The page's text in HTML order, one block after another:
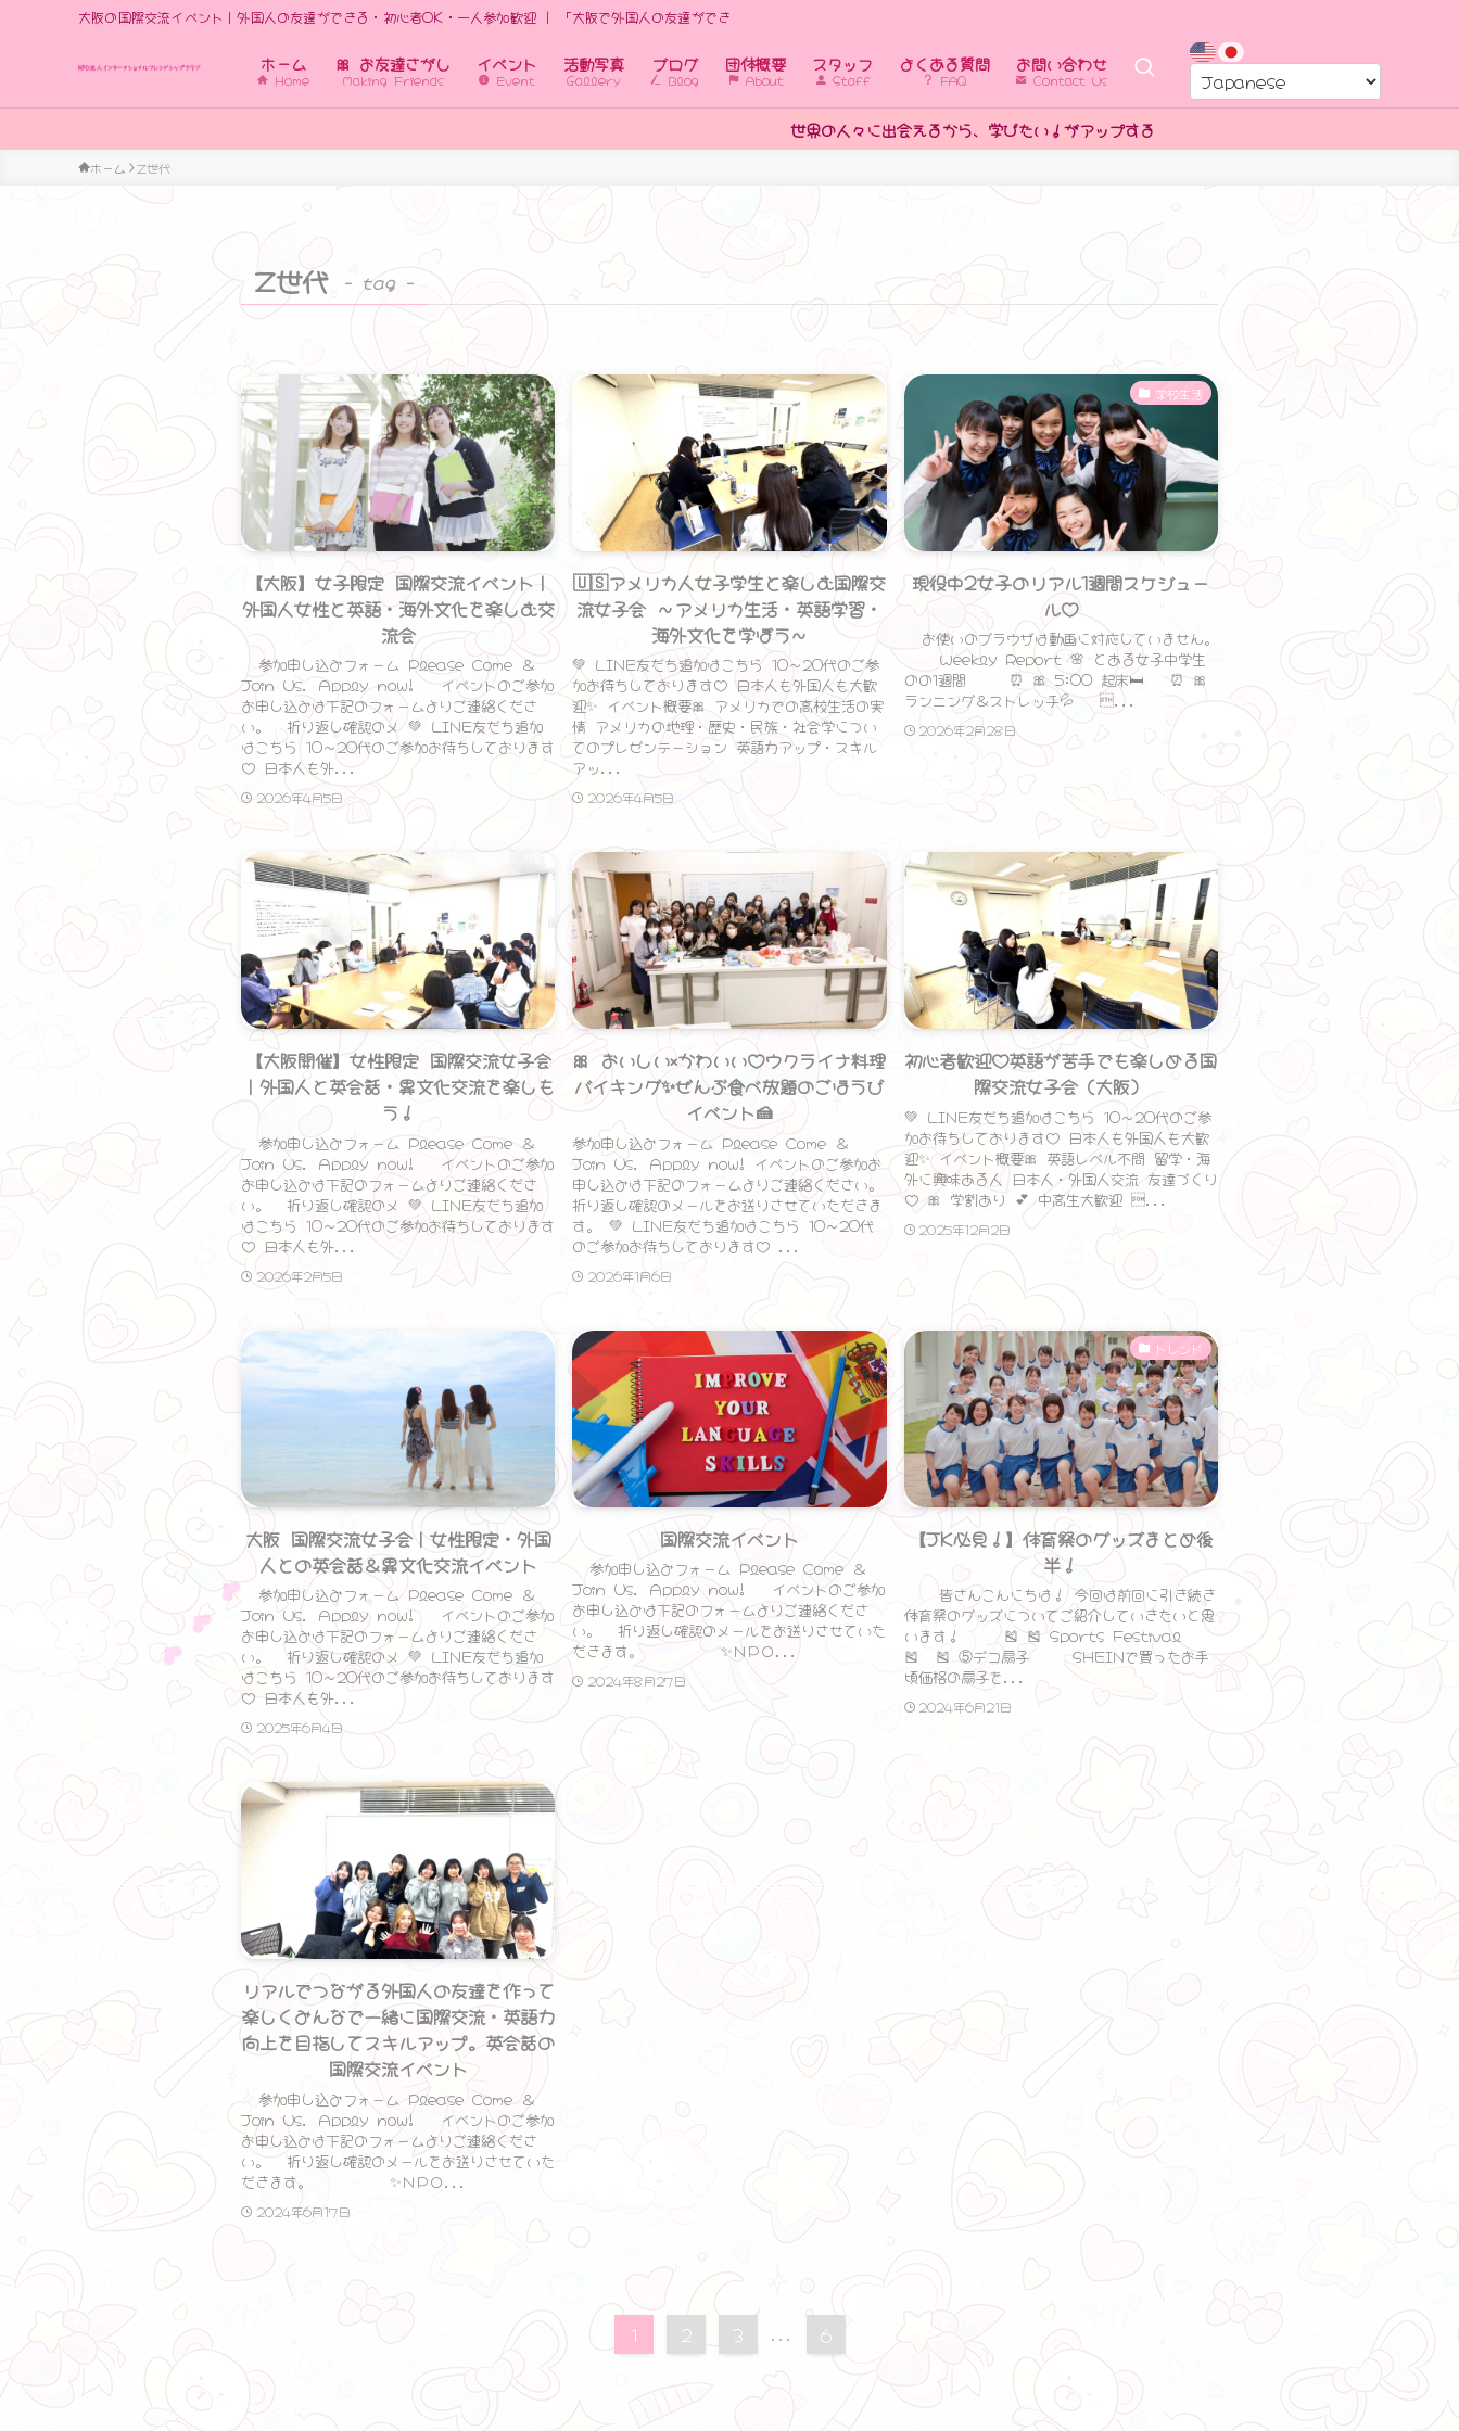
大阪の国際交流イベント｜外国人の友達ができる・初心者OK・一人参加歓迎 | 「大阪で外国人の友達ができる国際交流イベント｜初心者歓迎」
ホーム
Home
🎀 お友達さがし
Making Friends
イベント
Event
活動写真
Gallery
ブログ
Blog
団体概要
About
スタッフ
Staff
よくある質問
FAQ
お問い合わせ
Contact Us
世界の人々に出会えるから、学びたい！がアップする
ホーム Z世代
Z世代 – tag –
【大阪】女子限定 国際交流イベント｜
外国人女性と英語・海外文化を楽しむ交
流会
参加申し込みフォーム Please Come ＆
Join Us. Apply now! イベントのご参加
お申し込みは下記のフォームよりご連絡くださ
い。 折り返し確認のメ 💚 LINE友だち追加
はこちら 10〜20代のご参加お待ちしております
♡ 日本人も外...
2026年4月5日
🇺🇸アメリカ人女子学生と楽しむ国際交
流女子会 ～アメリカ生活・英語学習・
海外文化を学ぼう～
💚 LINE友だち追加はこちら 10〜20代のご参
加お待ちしております♡ 日本人も外国人も大歓
迎✨ イベント概要🎀 アメリカでの高校生活の実
情 アメリカの地理・歴史・民族・社会学につい
てのプレゼンテーション 英語力アップ・スキル
アッ...
2026年4月5日
学校生活
現役中2女子のリアル1週間スケジュー
ル♡
お使いのブラウザは動画に対応していません。
Weekly Report 🌸 とある女子中学生
のの1週間 ⏰ 🎀 5:00 起床🛏 ⏰ 🎀
ランニング＆ストレッチ💦 ...
2026年2月28日
【大阪開催】女性限定 国際交流女子会
｜外国人と英会話・異文化交流を楽しも
う！
参加申し込みフォーム Please Come ＆
Join Us. Apply now! イベントのご参加
お申し込みは下記のフォームよりご連絡くださ
い。 折り返し確認のメ 💚 LINE友だち追加
はこちら 10〜20代のご参加お待ちしております
♡ 日本人も外...
2026年2月5日
🎀 おいしい×かわいい♡ウクライナ料理
バイキング✨ぜんぶ食べ放題のごほうび
イベント🍰
参加申し込みフォーム Please Come ＆
Join Us. Apply now! イベントのご参加お
申し込みは下記のフォームよりご連絡ください。
折り返し確認のメールをお送りさせていただきま
す。 💚 LINE友だち追加はこちら 10〜20代
のご参加お待ちしております♡ ...
2026年1月6日
初心者歓迎♡英語が苦手でも楽しめる国
際交流女子会（大阪）
💚 LINE友だち追加はこちら 10〜20代のご参
加お待ちしております♡ 日本人も外国人も大歓
迎✨ イベント概要🎀 英語レベル不問 留学・海
外に興味ある人 日本人・外国人交流 友達づくり
♡ 🎀 学割あり 💕 中高生大歓迎 ...
2025年12月2日
大阪 国際交流女子会｜女性限定・外国
人との英会話＆異文化交流イベント
参加申し込みフォーム Please Come ＆
Join Us. Apply now! イベントのご参加
お申し込みは下記のフォームよりご連絡くださ
い。 折り返し確認のメ 💚 LINE友だち追加
はこちら 10〜20代のご参加お待ちしております
♡ 日本人も外...
2025年6月4日
国際交流イベント
参加申し込みフォーム Please Come ＆
Join Us. Apply now! イベントのご参加
お申し込みは下記のフォームよりご連絡くださ
い。 折り返し確認のメールをお送りさせていた
だきます。 ✨ＮＰＯ...
2024年8月27日
トレンド
【JK必見！】体育祭のグッズまとめ後
半！
皆さんこんにちは！ 今回は前回に引き続き
体育祭のグッズについてご紹介していきたいと思
います！ 🎽 🎽 Sports Festival
🎽 🎽 ⑤デコ扇子 SHEINで買ったお手
頃価格の扇子を...
2024年6月21日
リアルでつながる外国人の友達を作って
楽しくみんなで一緒に国際交流・英語力
向上を目指してスキルアップ。英会話の
国際交流イベント
参加申し込みフォーム Please Come ＆
Join Us. Apply now! イベントのご参加
お申し込みは下記のフォームよりご連絡くださ
い。 折り返し確認のメールをお送りさせていた
だきます。 ✨ＮＰＯ...
2024年6月17日
1 2 3 ... 6
❤ ❤ ❤